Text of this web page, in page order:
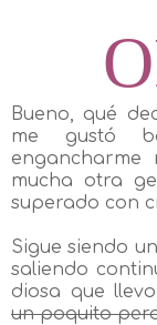
Bueno, qué
me gustó
engancharme
mucha otra
superado con
Sigue siendo
saliendo
diosa que
un poquito